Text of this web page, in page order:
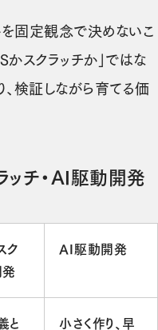
を固定観念で決めないこ
かスクラッチか」ではな
、検証しながら育てる価
ッチ・AI駆動開発
ク
発
AI駆動開発
と 小さく作り、早